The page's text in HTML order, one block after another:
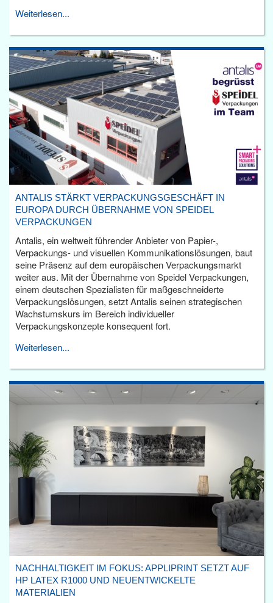
Weiterlesen...
ANTALIS STÄRKT VERPACKUNGSGESCHÄFT IN
EUROPA DURCH ÜBERNAHME VON SPEIDEL
VERPACKUNGEN
Antalis, ein weltweit führender Anbieter von Papier-,
Verpackungs- und visuellen Kommunikationslösungen, baut
seine Präsenz auf dem europäischen Verpackungsmarkt
weiter aus. Mit der Übernahme von Speidel Verpackungen,
einem deutschen Spezialisten für maßgeschneiderte
Verpackungslösungen, setzt Antalis seinen strategischen
Wachstumskurs im Bereich individueller
Verpackungskonzepte konsequent fort.
Weiterlesen...
NACHHALTIGKEIT IM FOKUS: APPLIPRINT SETZT AUF
HP LATEX R1000 UND NEUENTWICKELTE
MATERIALIEN